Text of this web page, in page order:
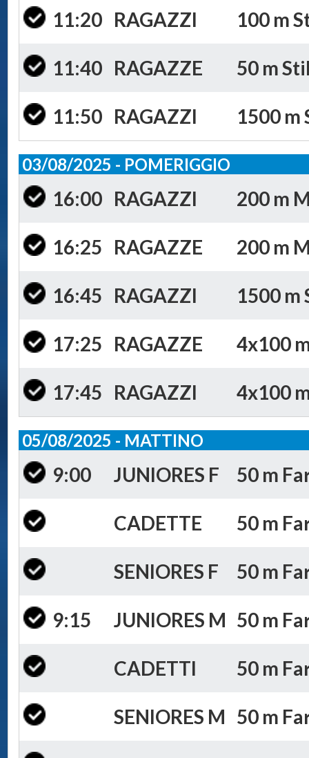
11:20 RAGAZZI 100 m
11:40 RAGAZZE 50 m
11:50 RAGAZZI 1500 m
03/08/2025 - POMERIGGIO
16:00 RAGAZZI 200 m
16:25 RAGAZZE 200 m
16:45 RAGAZZI 1500 m
17:25 RAGAZZE 4x100
17:45 RAGAZZI 4x100
05/08/2025 - MATTINO
9:00 JUNIORES F 50 m
CADETTE 50 m
SENIORES F 50 m
9:15 JUNIORES M 50 m
CADETTI 50 m
SENIORES M 50 m